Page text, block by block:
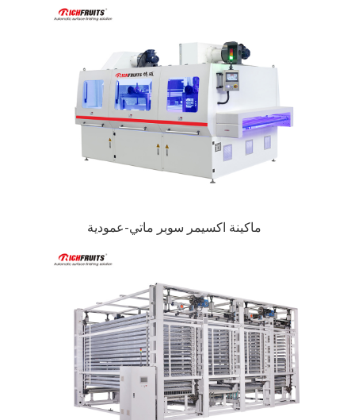
ماكينة اكسيمر سوبر ماتي-عمودية